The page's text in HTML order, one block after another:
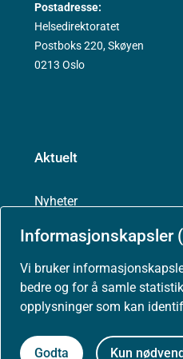
Informasjonskapsler
Vi bruker
bedre og for å samle
opplysninger som kan
Godta Kun
Postadresse:
Helsedirektoratet
Postboks 220, Skøyen
0213 Oslo
Aktuelt
Nyheter
Arrangementer
Høringer
Presse